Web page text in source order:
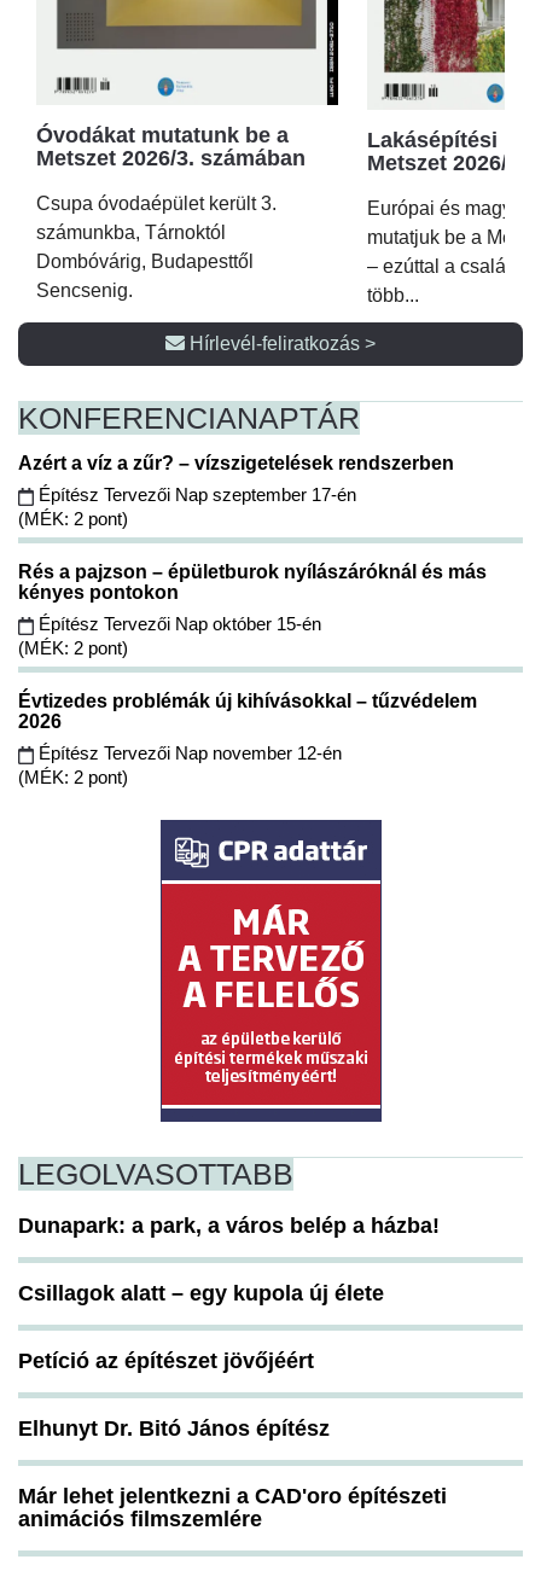
Óvodákat mutatunk be a
Metszet 2026/3. számában
Csupa óvodaépület került 3.
számunkba, Tárnoktól
Dombóvárig, Budapesttől
Sencsenig.
Lakásépítési
Metszet 2026/2.
Európai és magyar
mutatjuk be a
– ezúttal a családi
több...
Hírlevél-feliratkozás >
KONFERENCIANAPTÁR
Azért a víz a zűr? – vízszigetelések rendszerben
Építész Tervezői Nap szeptember 17-én
(MÉK: 2 pont)
Rés a pajzson – épületburok nyílászáróknál és más
kényes pontokon
Építész Tervezői Nap október 15-én
(MÉK: 2 pont)
Évtizedes problémák új kihívásokkal – tűzvédelem
2026
Építész Tervezői Nap november 12-én
(MÉK: 2 pont)
LEGOLVASOTTABB
Dunapark: a park, a város belép a házba!
Csillagok alatt – egy kupola új élete
Petíció az építészet jövőjéért
Elhunyt Dr. Bitó János építész
Már lehet jelentkezni a CAD'oro építészeti
animációs filmszemlére